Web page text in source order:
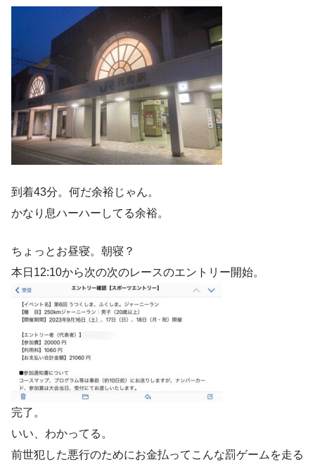
到着43分。何だ余裕じゃん。
かなり息ハーハーしてる余裕。
ちょっとお昼寝。朝寝？
本日12:10から次の次のレースのエントリー開始。
完了。
いい、わかってる。
前世犯した悪行のためにお金払ってこんな罰ゲームを走る